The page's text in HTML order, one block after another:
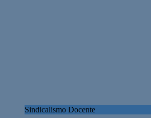
Sindicalismo Docente